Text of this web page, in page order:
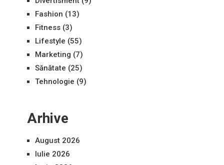
Fashion (13)
Fitness(3)
Lifestyle (55)
Marketing (7)
Sănătate (25)
Tehnologie (9)
Arhive
August 2026
Iulie 2026